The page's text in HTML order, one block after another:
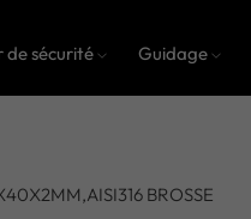
de sécurité Guidage
BROSSE